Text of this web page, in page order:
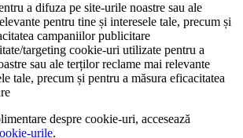
a difuza pe site-urile noastre sau ale
pentru tine și interesele tale, precum și
campaniilor publicitare
targeting cookie-uri utilizate pentru a
sau ale terților reclame mai relevante
tale, precum și pentru a măsura eficacitatea
despre cookie-uri, accesează
urile.